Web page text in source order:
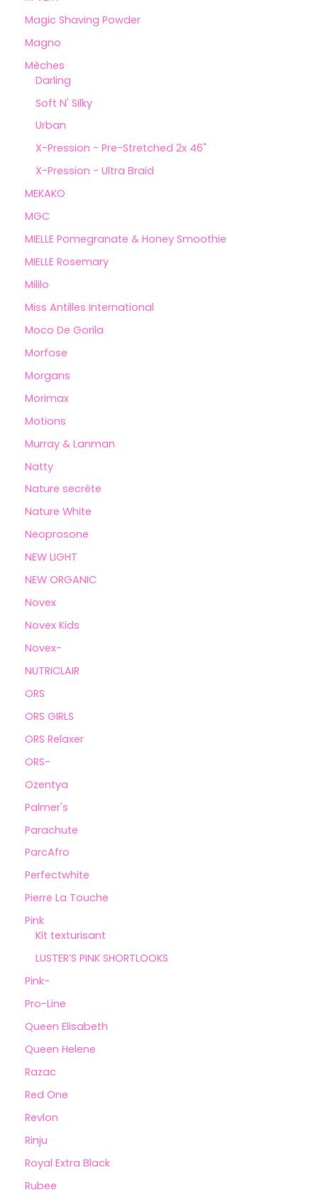
Magic Shaving Powder
Magno
Mèches
Darling
Soft N' Silky
Urban
X-Pression - Pre-Stretched 2x 46"
X-Pression - Ultra Braid
MEKAKO
MGC
MIELLE Pomegranate & Honey Smoothie
MIELLE Rosemary
Mililo
Miss Antilles International
Moco De Gorila
Morfose
Morgans
Morimax
Motions
Murray & Lanman
Natty
Nature secrète
Nature White
Neoprosone
NEW LIGHT
NEW ORGANIC
Novex
Novex Kids
Novex-
NUTRICLAIR
ORS
ORS GIRLS
ORS Relaxer
ORS-
Ozentya
Palmer's
Parachute
ParcAfro
Perfectwhite
Pierre La Touche
Pink
Kit texturisant
LUSTER’S PINK SHORTLOOKS
Pink-
Pro-Line
Queen Elisabeth
Queen Helene
Razac
Red One
Revlon
Rinju
Royal Extra Black
Rubee